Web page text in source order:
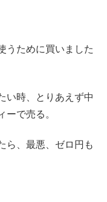
うために買いました
い時、とりあえず中
ーで売る。
ら、最悪、ゼロ円も